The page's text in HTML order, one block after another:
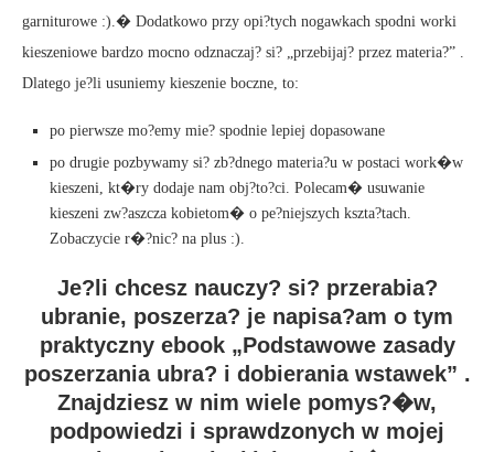
garniturowe :).� Dodatkowo przy opi?tych nogawkach spodni worki
kieszeniowe bardzo mocno odznaczaj? si? „przebijaj? przez materia?” .
Dlatego je?li usuniemy kieszenie boczne, to:
po pierwsze mo?emy mie? spodnie lepiej dopasowane
po drugie pozbywamy si? zb?dnego materia?u w postaci work�w
kieszeni, kt�ry dodaje nam obj?to?ci. Polecam� usuwanie
kieszeni zw?aszcza kobietom� o pe?niejszych kszta?tach.
Zobaczycie r�?nic? na plus :).
Je?li chcesz nauczy? si? przerabia?
ubranie, poszerza? je napisa?am o tym
praktyczny ebook „Podstawowe zasady
poszerzania ubra? i dobierania wstawek” .
Znajdziesz w nim wiele pomys?�w,
podpowiedzi i sprawdzonych w mojej